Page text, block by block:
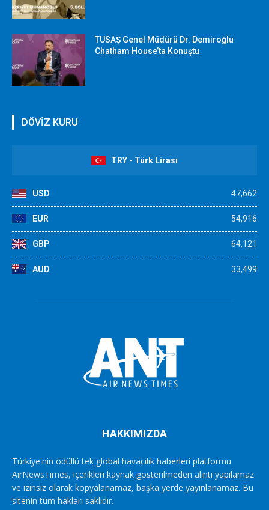
TUSAŞ Genel Müdürü Dr. Demiroğlu
Chatham House’ta Konuştu
DÖVİZ KURU
TRY - Türk Lirası
USD 47,662
EUR 54,916
GBP 64,121
AUD 33,499
HAKKIMIZDA
Türkiye'nin ödüllü tek global havacılık haberleri platformu
AirNewsTimes, içerikleri kaynak gösterilmeden alıntı yapılamaz
ve izinsiz olarak kopyalanamaz, başka yerde yayınlanamaz. Bu
sitenin tüm hakları saklıdır.